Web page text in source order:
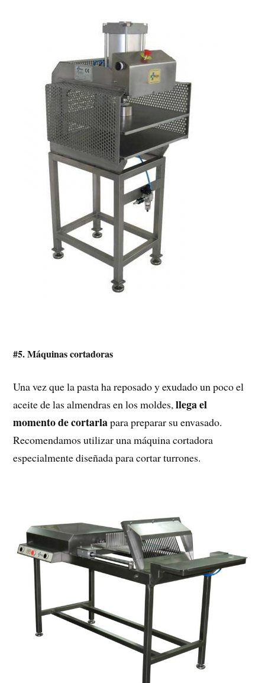
#5. Máquinas cortadoras
Una vez que la pasta ha reposado y exudado un poco el
aceite de las almendras en los moldes,llega el
momento de cortarlapara preparar su envasado.
Recomendamos utilizar una máquina cortadora
especialmente diseñada para cortar turrones.